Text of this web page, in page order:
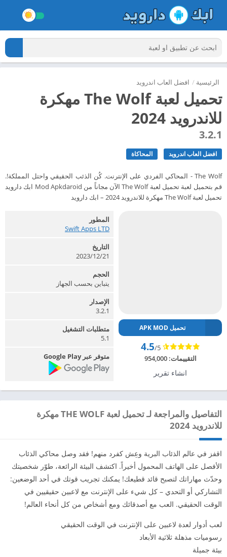
الرئيسية / افضل العاب اندرويد
تحميل لعبة The Wolf مهكرة
للاندرويد 2024
3.2.1
افضل العاب اندرويد المحاكاة
The Wolf - المحاكي الفردي على الإنترنت. كُن الذئب الحقيقي واحتل المملكة!.
قم بتحميل لعبة تحميل لعبة The Wolf الآن مجاناً من Mod Apkdaroid ابك دارويد
تحميل لعبة The Wolf مهكرة للاندرويد 2024 – ابك دارويد
تحميل APK MOD
4.5/5
التقييمات:954,000
انشاء تقرير
المطور
Swift Apps LTD‏
التاريخ
2023/12/21
الحجم
يتباين بحسب الجهاز
الإصدار
3.2.1
متطلبات التشغيل
5.1
متوفر عبر Google Play
التفاصيل والمراجعة لـ تحميل لعبة THE WOLF مهكرة
للاندرويد 2024
اقفز في عالم الذئاب البرية وعِش كفرد منهم! فقد وصل محاكي الذئاب
الأفصل على الهاتف المحمول أخيراً. اكتشف البيئة الرائعة، طوّر شخصيتك
وحدّث مهاراتك لتصبح قائد قطيعك! يمكنك تجريب قوتك في أحد الوضعين:
التشاركي أو التحدي – كل شيء على الإنترنت مع لاعبين حقيقيين في
الوقت الحقيقي. العب مع أصدقائك ومع أشخاص من كل أنحاء العالم!
لعب أدوار لعدة لاعبين على الإنترنت في الوقت الحقيقي
رسوميات مذهلة ثلاثية الأبعاد
بيئة جميلة